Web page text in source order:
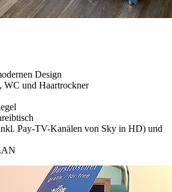
Design
WC und Haartrockner
Pay-TV-Kanälen von Sky in HD) und